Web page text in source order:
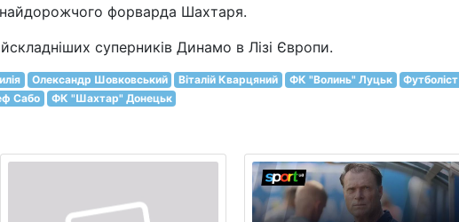
форварда Шахтаря.
суперників Динамо в Лізі Європи.
Олександр Шовковський Віталій Кварцяний ФК "Волинь" Луцьк
Футболіст
Сабо ФК "Шахтар" Донецьк